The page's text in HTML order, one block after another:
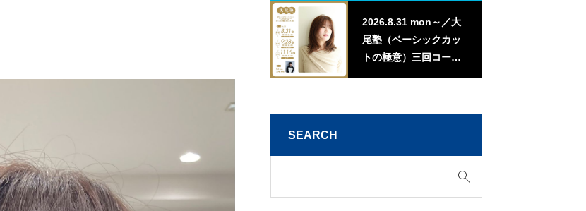
2026.8.31 mon～／大
尾塾（ベーシックカッ
トの極意）三回コース
SEARCH